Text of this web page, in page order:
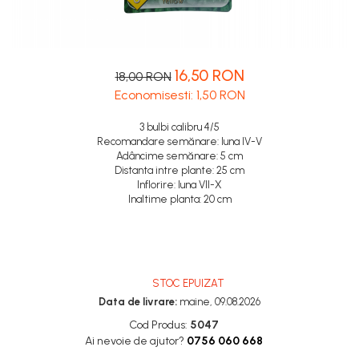
Seminte dovleac decorativ
Seminte dovlecel / dovleac
18,00 RON 16,50 RON
Economisesti: 1,50 RON
3 bulbi calibru 4/5
Recomandare semănare: luna IV-V
Adâncime semănare: 5 cm
Distanta intre plante: 25 cm
Inflorire: luna VII-X
Inaltime planta: 20 cm
STOC EPUIZAT
Data de livrare: maine, 09.08.2026
Cod Produs: 5047
Ai nevoie de ajutor? 0756 060 668